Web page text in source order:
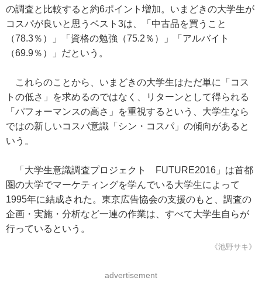
の調査と比較すると約6ポイント増加。いまどきの大学生が
コスパが良いと思うベスト3は、「中古品を買うこと
（78.3％）」「資格の勉強（75.2％）」「アルバイト
（69.9％）」だという。
これらのことから、いまどきの大学生はただ単に「コス
トの低さ」を求めるのではなく、リターンとして得られる
「パフォーマンスの高さ」を重視するという、大学生なら
ではの新しいコスパ意識「シン・コスパ」の傾向があると
いう。
「大学生意識調査プロジェクト FUTURE2016」は首都
圏の大学でマーケティングを学んでいる大学生によって
1995年に結成された。東京広告協会の支援のもと、調査の
企画・実施・分析など一連の作業は、すべて大学生自らが
行っているという。
《池野サキ》
advertisement